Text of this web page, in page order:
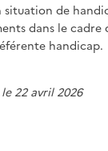
situation de
dans le
handicap.
22 avril 2026